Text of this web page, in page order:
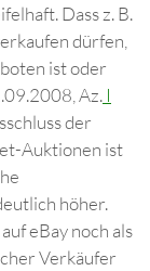
Dass z. B.
dürfen,
ist oder
Az. I
der
Auktionen ist
höher.
eBay noch als
Verkäufer